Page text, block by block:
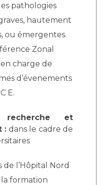
pathologies
hautement
ou émergentes.
Zonal
charge de
d’évenements
E.
recherche et
: dans le cadre de
de l’Hôpital Nord
formation